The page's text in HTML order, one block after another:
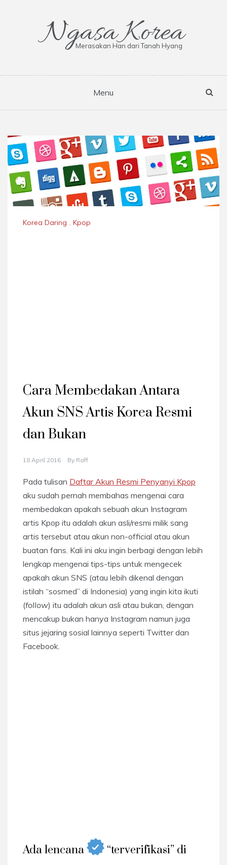
Ngasa Korea
Merasakan Han dari Tanah Hyang
Menu
Korea Daring , Kpop
Cara Membedakan Antara
Akun SNS Artis Korea Resmi
dan Bukan
18 April 2016 By Raff
Pada tulisan Daftar Akun Resmi Penyanyi Kpop
aku sudah pernah membahas mengenai cara
membedakan apakah sebuah akun Instagram
artis Kpop itu adalah akun asli/resmi milik sang
artis tersebut atau akun non-official atau akun
buatan fans. Kali ini aku ingin berbagi dengan lebih
lengkap mengenai tips-tips untuk mengecek
apakah akun SNS (atau lebih dikenal dengan
istilah “sosmed” di Indonesia) yang ingin kita ikuti
(follow) itu adalah akun asli atau bukan, dengan
mencakup bukan hanya Instagram namun juga
situs jejaring sosial lainnya seperti Twitter dan
Facebook.
Ada lencana
“terverifikasi” di